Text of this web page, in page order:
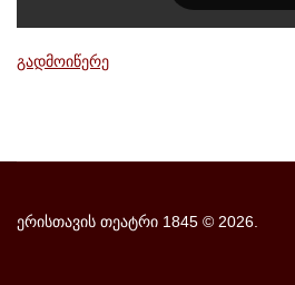
გადმოიწერე
ერისთავის თეატრი 1845 © 2026.